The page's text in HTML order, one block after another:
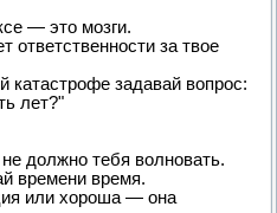
— это мозги.
ответственности за твое
катастрофе задавай вопрос:
лет?"
должно тебя волновать.
времени время.
или хороша — она